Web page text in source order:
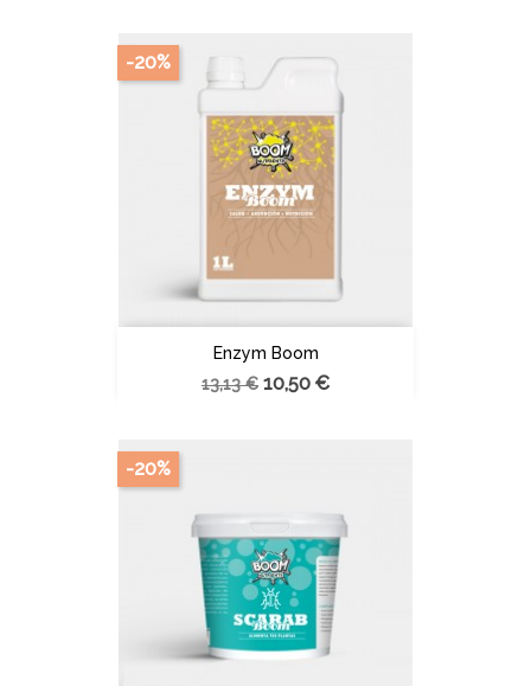
Enzym Boom
13,13 € 10,50 €
-20%
-20%